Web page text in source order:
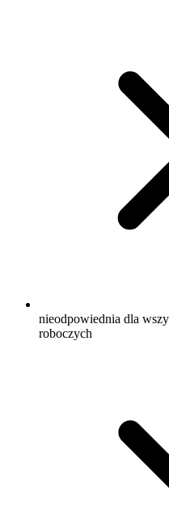
nieodpowiednia dla
roboczych